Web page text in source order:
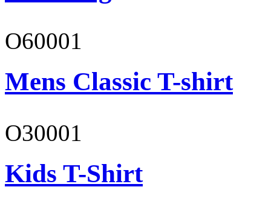
O60001
Mens Classic T-shirt
O30001
Kids T-Shirt